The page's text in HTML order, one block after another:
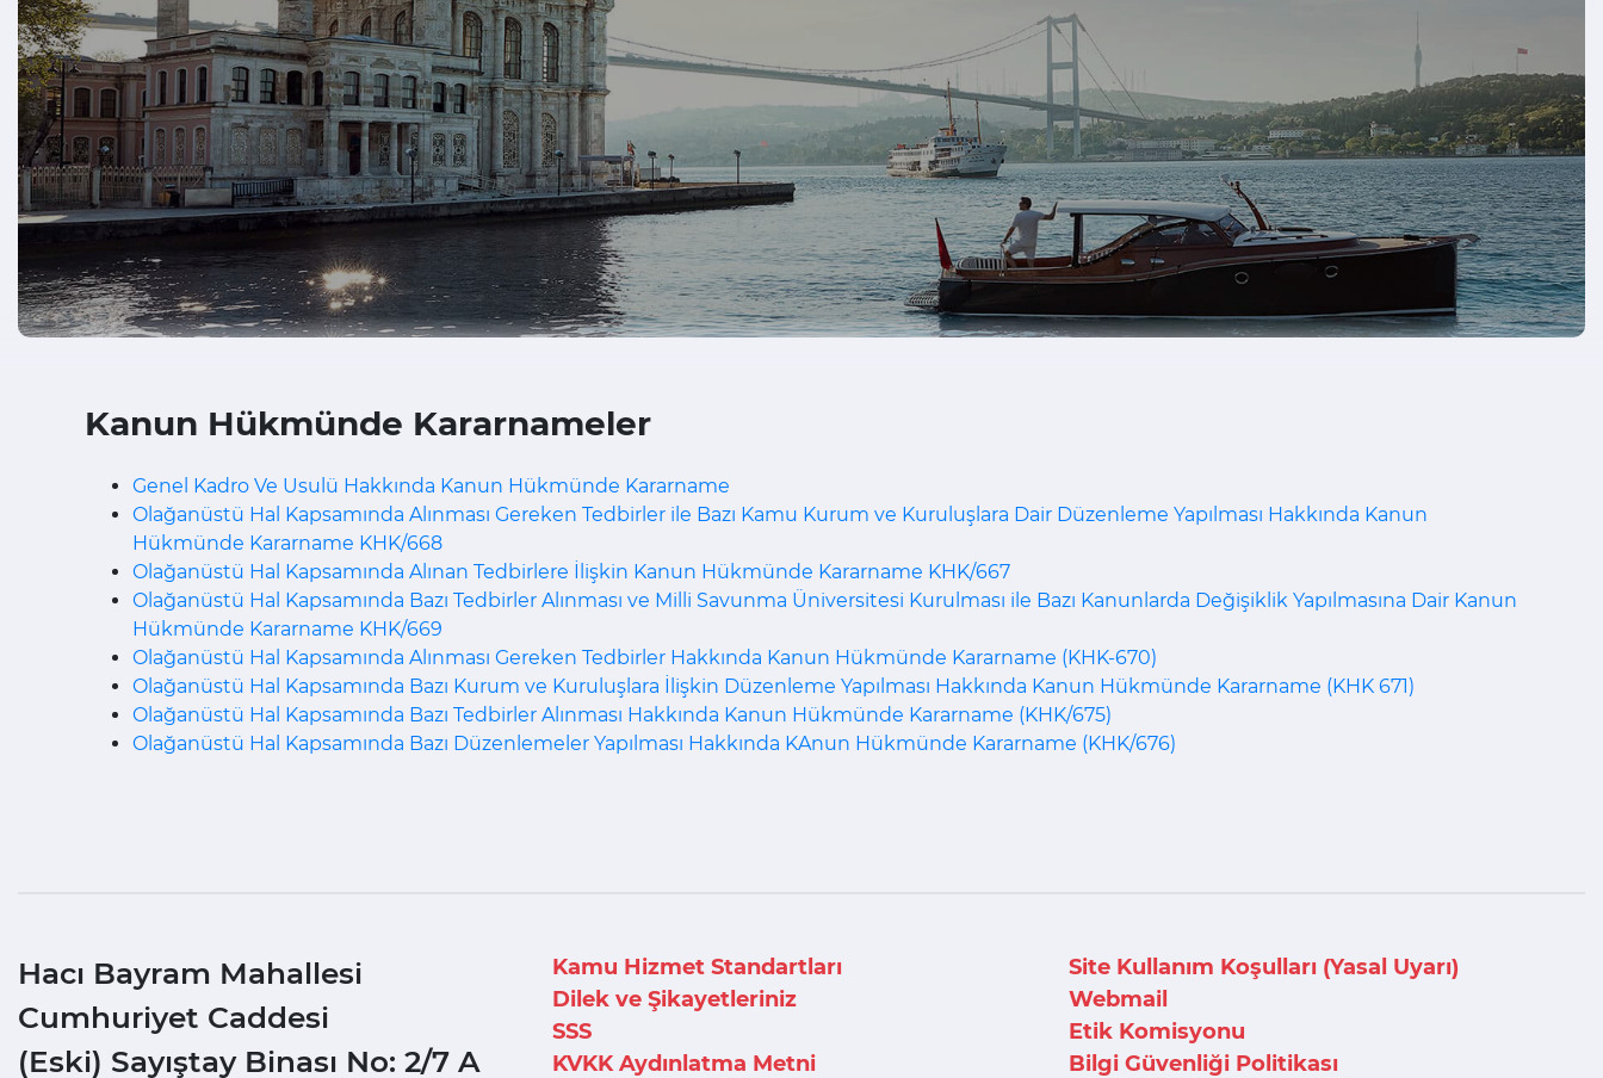
Kanun Hükmünde Kararnameler
Genel Kadro Ve Usulü Hakkında Kanun Hükmünde Kararname
Olağanüstü Hal Kapsamında Alınması Gereken Tedbirler ile Bazı Kamu Kurum ve Kuruluşlara Dair Düzenleme Yapılması Hakkında Kanun
Hükmünde Kararname KHK/668
Olağanüstü Hal Kapsamında Alınan Tedbirlere İlişkin Kanun Hükmünde Kararname KHK/667
Olağanüstü Hal Kapsamında Bazı Tedbirler Alınması ve Milli Savunma Üniversitesi Kurulması ile Bazı Kanunlarda Değişiklik Yapılmasına Dair Kanun
Hükmünde Kararname KHK/669
Olağanüstü Hal Kapsamında Alınması Gereken Tedbirler Hakkında Kanun Hükmünde Kararname (KHK-670)
Olağanüstü Hal Kapsamında Bazı Kurum ve Kuruluşlara İlişkin Düzenleme Yapılması Hakkında Kanun Hükmünde Kararname (KHK 671)
Olağanüstü Hal Kapsamında Bazı Tedbirler Alınması Hakkında Kanun Hükmünde Kararname (KHK/675)
Olağanüstü Hal Kapsamında Bazı Düzenlemeler Yapılması Hakkında KAnun Hükmünde Kararname (KHK/676)
Hacı Bayram Mahallesi
Cumhuriyet Caddesi
(Eski) Sayıştay Binası No: 2/7 A
Kamu Hizmet Standartları
Site Kullanım Koşulları (Yasal Uyarı)
Dilek ve Şikayetleriniz
Webmail
SSS
Etik Komisyonu
KVKK Aydınlatma Metni
Bilgi Güvenliği Politikası